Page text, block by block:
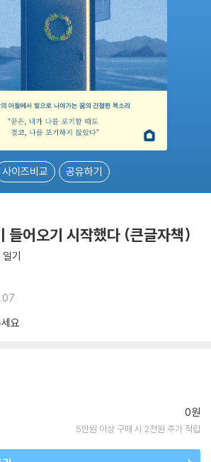
사이즈비교 공유하기
들어오기 시작했다 (큰글자책)
기
요
0원
5만원 이상 구매 시 2천원 추가 적립